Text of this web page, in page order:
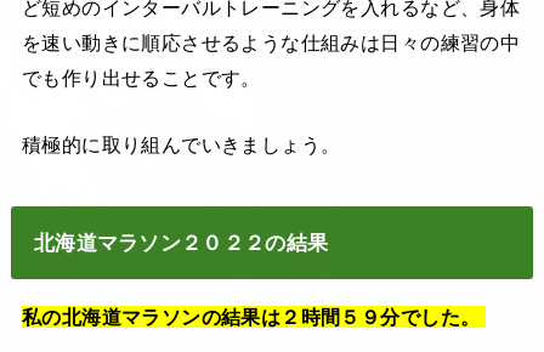
ど短めのインターバルトレーニングを入れるなど、身体
を速い動きに順応させるような仕組みは日々の練習の中
でも作り出せることです。
積極的に取り組んでいきましょう。
北海道マラソン２０２２の結果
私の北海道マラソンの結果は２時間５９分でした。